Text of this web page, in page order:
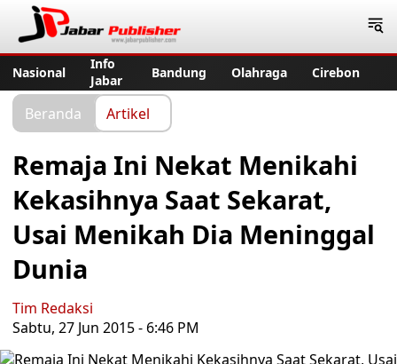
Nasional
Info
Jabar
Bandung Olahraga Cirebon
Beranda Artikel
Remaja Ini Nekat Menikahi
Kekasihnya Saat Sekarat,
Usai Menikah Dia Meninggal
Dunia
Tim Redaksi
Sabtu, 27 Jun 2015 - 6:46 PM